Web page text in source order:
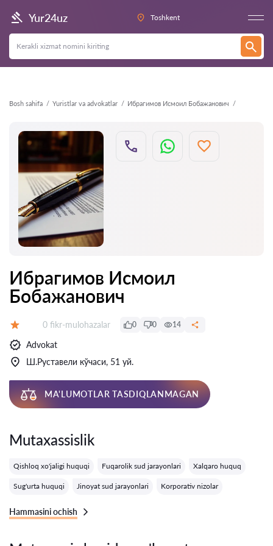
Yur24uz Toshkent
Bosh sahifa Yuristlar va advokatlar Ибрагимов Исмоил Бобажанович
Orqaga
Ибрагимов Исмоил
Бобажанович
Fikrlar:
0 fikr-mulohazalar 0 0 14
Advokat
Ш.Руставели кўчаси, 51 уй.
MA'LUMOTLAR TASDIQLANMAGAN
Mutaxassislik
Qishloq xo'jaligi huquqi Fuqarolik sud jarayonlari Xalqaro huquq
Sug'urta huquqi Jinoyat sud jarayonlari Korporativ nizolar
Hammasini ochish